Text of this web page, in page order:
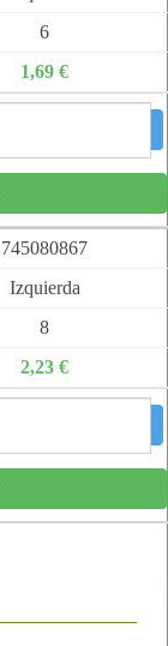
6
1,69 €
745080867
Izquierda
8
2,23 €